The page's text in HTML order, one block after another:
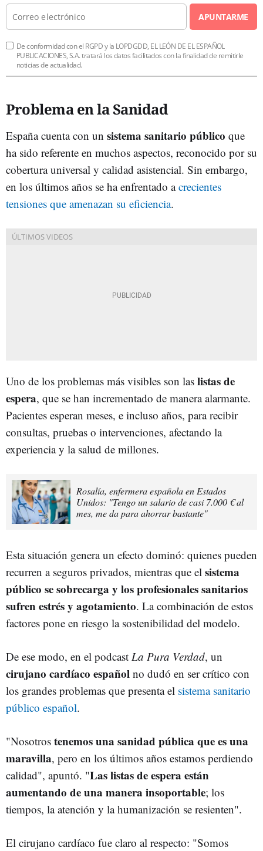
APUNTARME
De conformidad con el RGPD y la LOPDGDD, EL LEÓN DE EL ESPAÑOL
PUBLICACIONES, S.A. tratará los datos facilitados con la finalidad de remitirle
noticias de actualidad.
Problema en la Sanidad
España cuenta con un sistema sanitario público que
ha sido referente en muchos aspectos, reconocido por su
cobertura universal y calidad asistencial. Sin embargo,
en los últimos años se ha enfrentado acrecientes
tensiones que amenazan su eficiencia.
Uno de los problemas más visibles son las listas de
espera, que se han incrementado de manera alarmante.
Pacientes esperan meses, e incluso años, para recibir
consultas, pruebas o intervenciones, afectando la
experiencia y la salud de millones.
Rosalía, enfermera española en Estados
Unidos: "Tengo un salario de casi 7.000 € al
mes, me da para ahorrar bastante"
Esta situación genera un efecto dominó: quienes pueden
recurren a seguros privados, mientras que el sistema
público se sobrecarga y los profesionales sanitarios
sufren estrés y agotamiento. La combinación de estos
factores pone en riesgo la sostenibilidad del modelo.
De ese modo, en el podcast La Pura Verdad, un
cirujano cardíaco español no dudó en ser crítico con
los grandes problemas que presenta el sistema sanitario
público español.
"Nosotros tenemos una sanidad pública que es una
maravilla, pero en los últimos años estamos perdiendo
calidad", apuntó. "Las listas de espera están
aumentando de una manera insoportable; los
tiempos, la atención y la humanización se resienten".
El cirujano cardíaco fue claro al respecto: "Somos